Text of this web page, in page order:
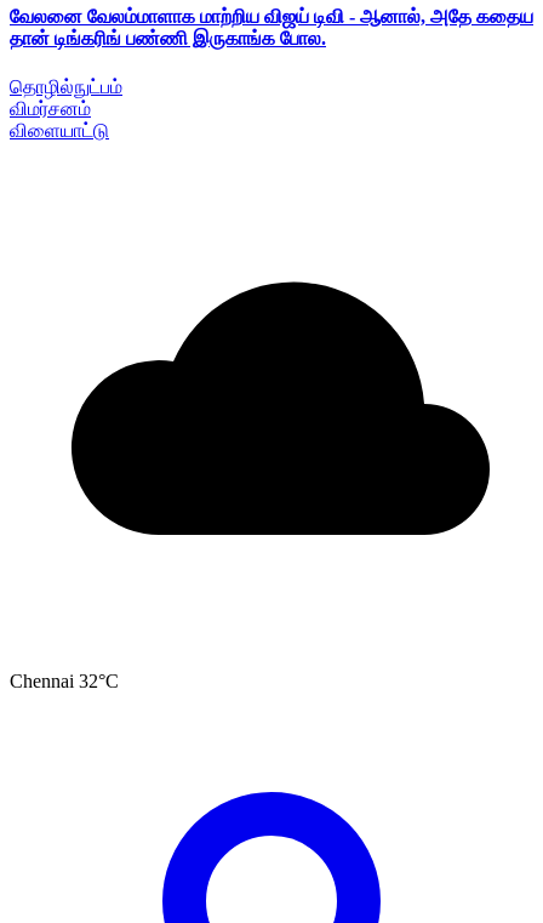
வேலனை வேலம்மாளாக மாற்றிய விஜய் டிவி - ஆனால், அதே கதைய
தான் டிங்கரிங் பண்ணி இருகாங்க போல.
தொழில்நுட்பம்
விமர்சனம்
விளையாட்டு
Chennai 32°C